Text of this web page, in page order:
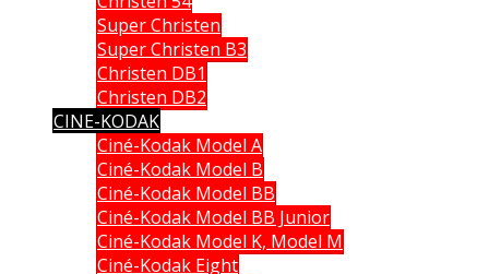
Super Christen
Super Christen B3
Christen DB1
Christen DB2
CINE-KODAK
Ciné-Kodak Model A
Ciné-Kodak Model B
Ciné-Kodak Model BB
Ciné-Kodak Model BB Junior
Ciné-Kodak Model K, Model M
Ciné-Kodak Eight